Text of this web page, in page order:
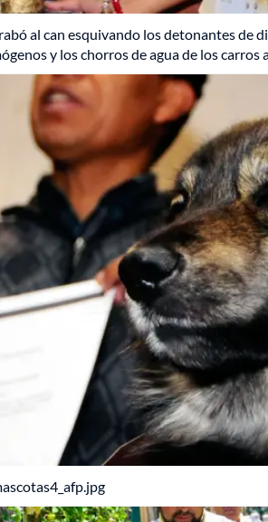
al can esquivando los detonantes de
y los chorros de agua de los